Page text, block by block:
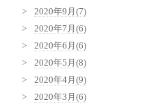
2020年9月(7)
2020年7月(6)
2020年6月(6)
2020年5月(8)
2020年4月(9)
2020年3月(6)